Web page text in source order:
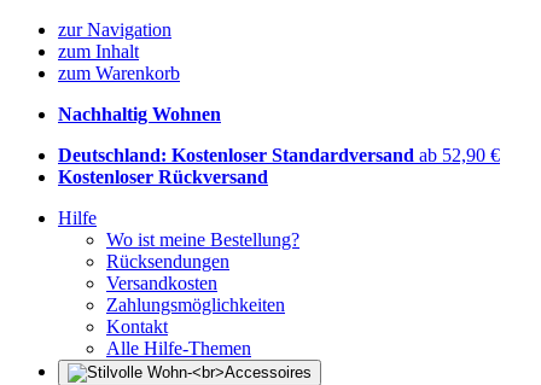
zur Navigation
zum Inhalt
zum Warenkorb
Nachhaltig Wohnen
Deutschland: Kostenloser Standardversand ab 52,90 €
Kostenloser Rückversand
Hilfe
Wo ist meine Bestellung?
Rücksendungen
Versandkosten
Zahlungsmöglichkeiten
Kontakt
Alle Hilfe-Themen